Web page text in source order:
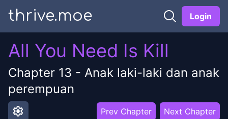
thrive.moe Login
All You Need Is Kill
Chapter 13 - Anak laki-laki dan anak
perempuan
settings Prev Chapter Next Chapter